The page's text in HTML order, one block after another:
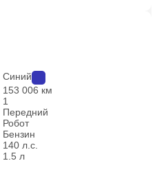
Синий
153 006 км
1
Передний
Робот
Бензин
140 л.с.
1.5 л